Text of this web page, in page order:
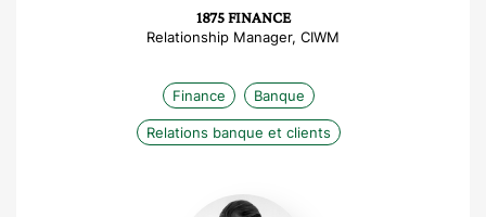
1875 FINANCE
Relationship Manager, CIWM
Finance Banque
Relations banque et clients
Katrin